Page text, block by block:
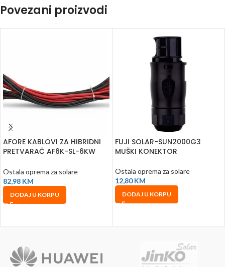
Povezani proizvodi
AFORE KABLOVI ZA HIBRIDNI
PRETVARAČ AF6K-SL-6KW
Ostala oprema za solare
82,98 KM
DODAJ U KORPU
FUJI SOLAR-SUN2000G3
MUŠKI KONEKTOR
Ostala oprema za solare
12,80KM
DODAJ U KORPU